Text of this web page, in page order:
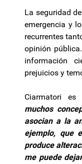
La seguridad
emergencia y
recurrentes
opinión
información
prejuicios y
Ciarmatori es
muchos
asocian a la
ejemplo, que
produce
me puede